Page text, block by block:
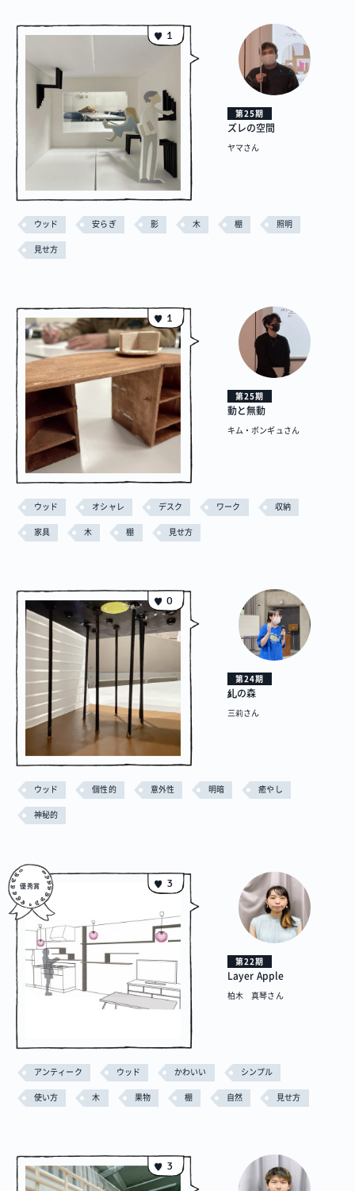
プロジェクト
概要
プロジェクト
概要
プラン一覧
プラン一覧
Blog
Blog
リノベーション物件ってなあに？
オーナー様へ
SNSで進捗を見る
1
第25期
ズレの空間
ヤマさん
ウッド 安らぎ 影 木 棚 照明
見せ方
1
第25期
動と無動
キム・ボンギュさん
ウッド オシャレ デスク ワーク 収納
家具 木 棚 見せ方
0
第24期
糺の森
三莉さん
ウッド 個性的 意外性 明暗 癒やし
神秘的
3
第22期
Layer Apple
柏木 真琴さん
アンティーク ウッド かわいい シンプル
使い方 木 果物 棚 自然 見せ方
3